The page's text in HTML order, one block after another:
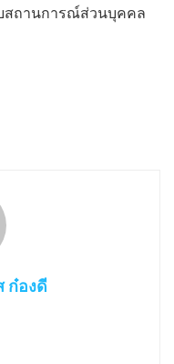
สถานการณ์ส่วนบุคคล
ก๋องดี